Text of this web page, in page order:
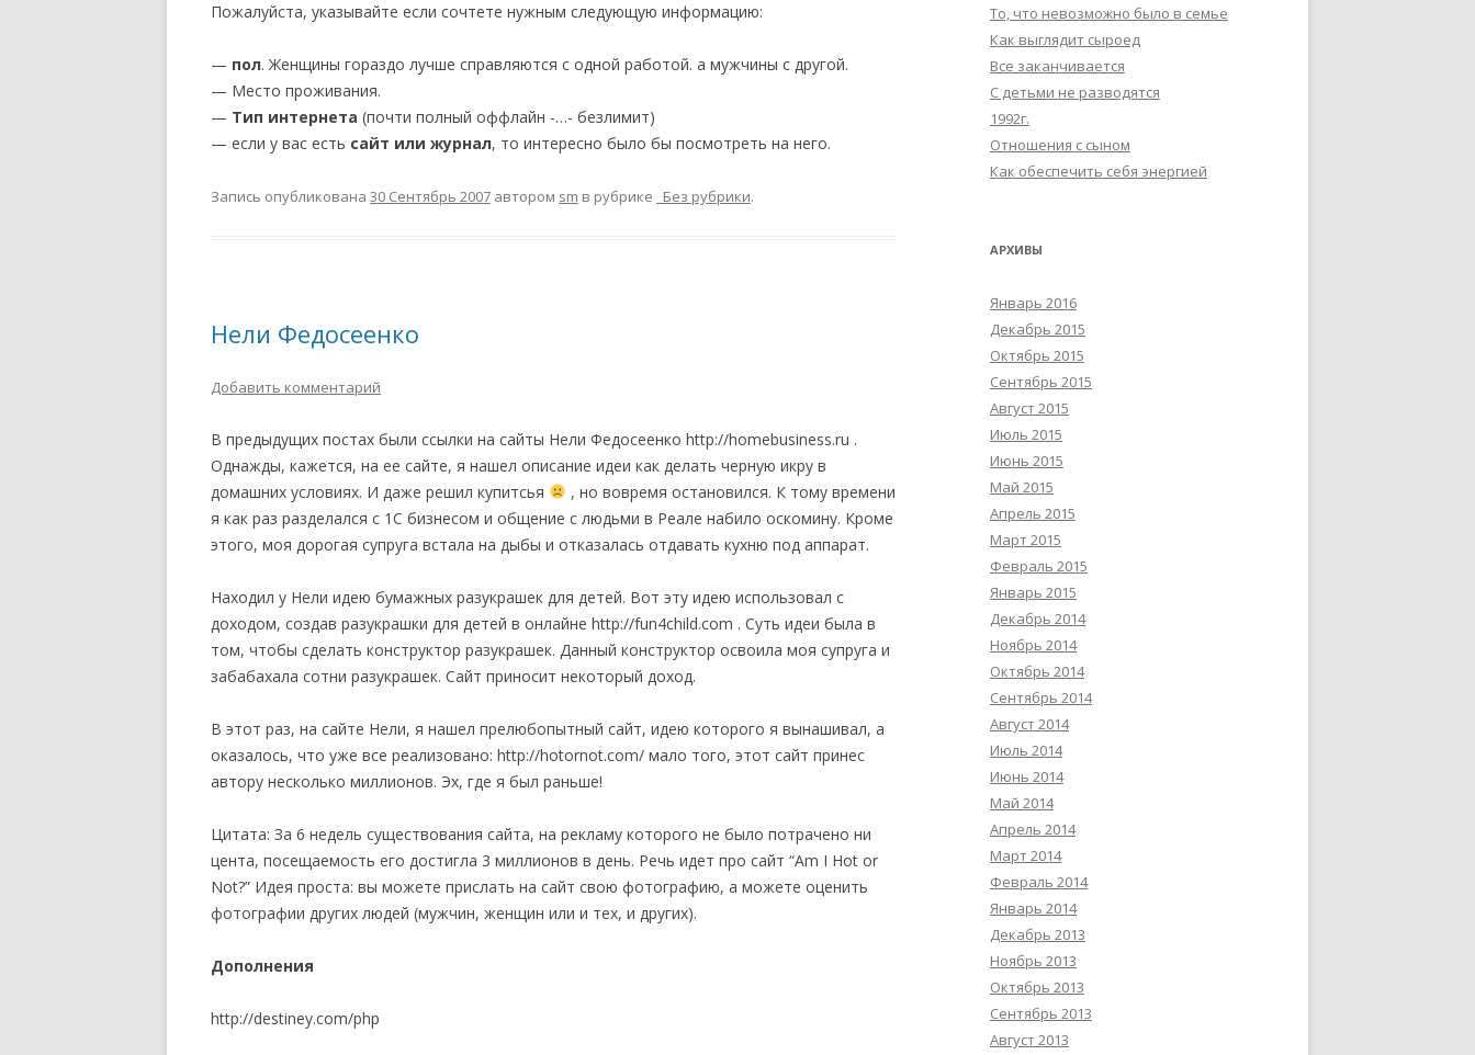
Пожалуйста, указывайте если сочтете нужным следующую информацию:
— пол. Женщины гораздо лучше справляются с одной работой. а мужчины с другой.
— Место проживания.
— Тип интернета (почти полный оффлайн -…- безлимит)
— если у вас есть сайт или журнал, то интересно было бы посмотреть на него.
Запись опубликована 30 Сентябрь 2007 автором sm в рубрике _Без рубрики.
Нели Федосеенко
Добавить комментарий
В предыдущих постах были ссылки на сайты Нели Федосеенко http://homebusiness.ru .
Однажды, кажется, на ее сайте, я нашел описание идеи как делать черную икру в
домашних условиях. И даже решил купитсья
, но вовремя остановился. К тому времени
я как раз разделался с 1С бизнесом и общение с людьми в Реале набило оскомину. Кроме
этого, моя дорогая супруга встала на дыбы и отказалась отдавать кухню под аппарат.
Находил у Нели идею бумажных разукрашек для детей. Вот эту идею использовал с
доходом, создав разукрашки для детей в онлайне http://fun4child.com . Суть идеи была в
том, чтобы сделать конструктор разукрашек. Данный конструктор освоила моя супруга и
забабахала сотни разукрашек. Сайт приносит некоторый доход.
В этот раз, на сайте Нели, я нашел прелюбопытный сайт, идею которого я вынашивал, а
оказалось, что уже все реализовано: http://hotornot.com/ мало того, этот сайт принес
автору несколько миллионов. Эх, где я был раньше!
Цитата: За 6 недель существования сайта, на рекламу которого не было потрачено ни
цента, посещаемость его достигла 3 миллионов в день. Речь идет про сайт “Am I Hot or
Not?” Идея проста: вы можете прислать на сайт свою фотографию, а можете оценить
фотографии других людей (мужчин, женщин или и тех, и других).
Дополнения
http://destiney.com/php
То, что невозможно было в семье
Как выглядит сыроед
Все заканчивается
С детьми не разводятся
1992г.
Отношения с сыном
Как обеспечить себя энергией
АРХИВЫ
Январь 2016
Декабрь 2015
Октябрь 2015
Сентябрь 2015
Август 2015
Июль 2015
Июнь 2015
Май 2015
Апрель 2015
Март 2015
Февраль 2015
Январь 2015
Декабрь 2014
Ноябрь 2014
Октябрь 2014
Сентябрь 2014
Август 2014
Июль 2014
Июнь 2014
Май 2014
Апрель 2014
Март 2014
Февраль 2014
Январь 2014
Декабрь 2013
Ноябрь 2013
Октябрь 2013
Сентябрь 2013
Август 2013